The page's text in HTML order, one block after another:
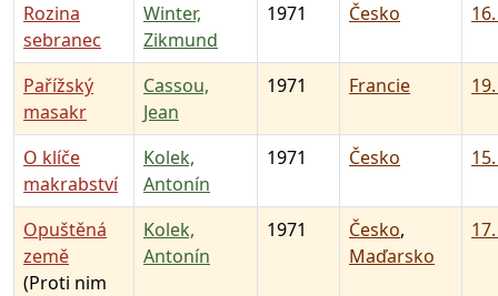
Rozina
sebranec
Winter,
Zikmund
1971 Česko
Pařížský
masakr
Cassou,
Jean
1971 Francie
O klíče
makrabství
Kolek,
Antonín
1971 Česko
Opuštěná
země
(Proti nim
Kolek,
Antonín
1971 Česko,
Maďarsko